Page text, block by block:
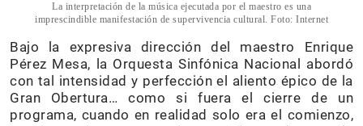
La interpretación de la música ejecutada por el maestro es una
imprescindible manifestación de supervivencia cultural. Foto: Internet
Bajo la expresiva dirección del maestro Enrique
Pérez Mesa, la Orquesta Sinfónica Nacional abordó
con tal intensidad y perfección el aliento épico de la
Gran Obertura… como si fuera el cierre de un
programa, cuando en realidad solo era el comienzo,